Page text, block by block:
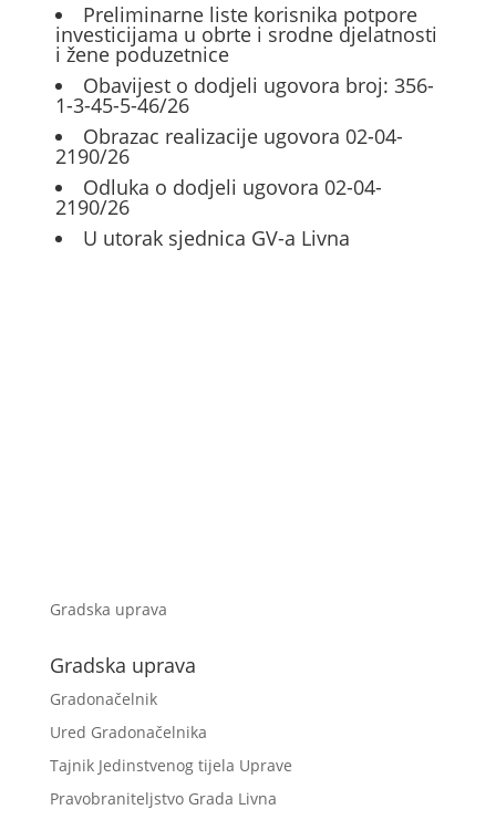
Preliminarne liste korisnika potpore
investicijama u obrte i srodne djelatnosti
i žene poduzetnice
Obavijest o dodjeli ugovora broj: 356-
1-3-45-5-46/26
Obrazac realizacije ugovora 02-04-
2190/26
Odluka o dodjeli ugovora 02-04-
2190/26
U utorak sjednica GV-a Livna
Gradska uprava
Gradska uprava
Gradonačelnik
Ured Gradonačelnika
Tajnik Jedinstvenog tijela Uprave
Pravobraniteljstvo Grada Livna